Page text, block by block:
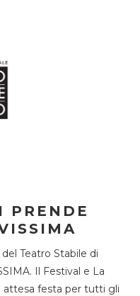
PRENDE
Teatro Stabile di
Il Festival e La
attesa festa per tutti gli